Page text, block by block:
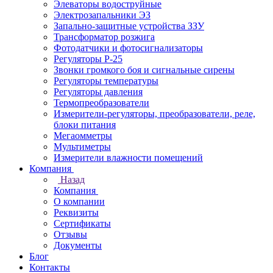
Элеваторы водоструйные
Электрозапальники ЭЗ
Запально-защитные устройства ЗЗУ
Трансформатор розжига
Фотодатчики и фотосигнализаторы
Регуляторы Р-25
Звонки громкого боя и сигнальные сирены
Регуляторы температуры
Регуляторы давления
Термопреобразователи
Измерители-регуляторы, преобразователи, реле,
блоки питания
Мегаомметры
Мультиметры
Измерители влажности помещений
Компания
Назад
Компания
О компании
Реквизиты
Сертификаты
Отзывы
Документы
Блог
Контакты